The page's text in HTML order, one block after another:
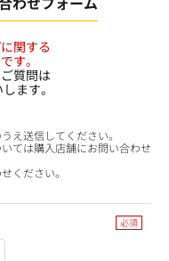
関する
す。
質問は
ます。
え送信してください。
ては購入店舗にお問い合わせ
ください。